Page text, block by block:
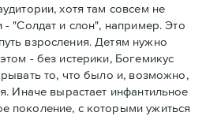
хотя там совсем не
- "Солдат и слон", например. Это
взросления. Детям нужно
- без истерики, Богемикус
то, что было и, возможно,
Иначе вырастает инфантильное
поколение, с которыми ужиться